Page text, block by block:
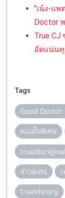
"เน๋ง-แพ
Doctor
True
อัดแน่น
Tags
Good
หมอใจพิเศษ
trueidoriginal
ข่าวละคร
trueidstory